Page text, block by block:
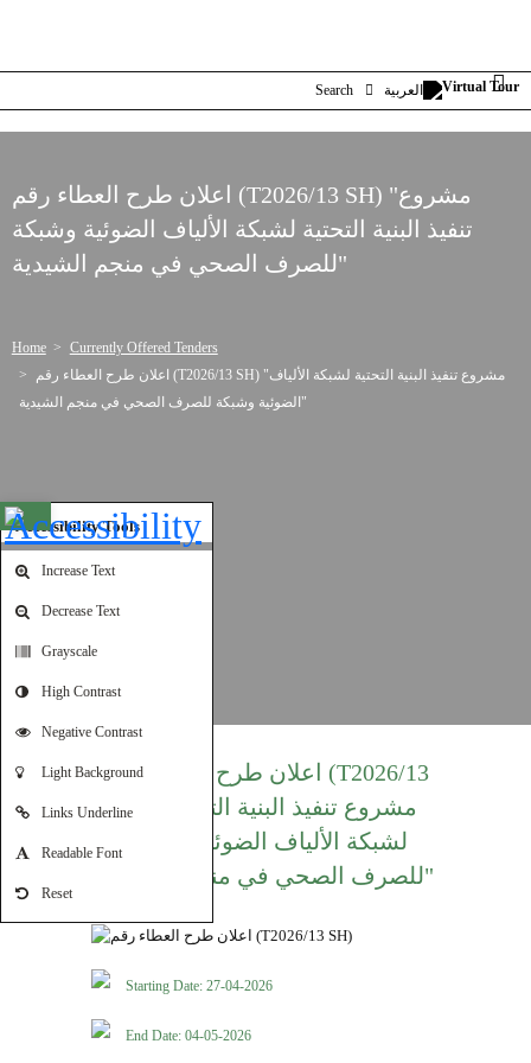
Open toolbar
Accessibility Tools
Increase Text
Decrease Text
Grayscale
High Contrast
Negative Contrast
Light Background
Links Underline
Readable Font
Reset
Search العربية
اعلان طرح العطاء رقم (T2026/13 SH) "مشروع
تنفيذ البنية التحتية لشبكة الألياف الضوئية وشبكة
للصرف الصحي في منجم الشيدية"
Home
Currently Offered Tenders
اعلان طرح العطاء رقم (T2026/13 SH) "مشروع تنفيذ البنية التحتية لشبكة الألياف
الضوئية وشبكة للصرف الصحي في منجم الشيدية"
اعلان طرح العطاء رقم (T2026/13
SH) "مشروع تنفيذ البنية التحتية
لشبكة الألياف الضوئية وشبكة
للصرف الصحي في منجم الشيدية"
Starting Date: 27-04-2026
End Date: 04-05-2026